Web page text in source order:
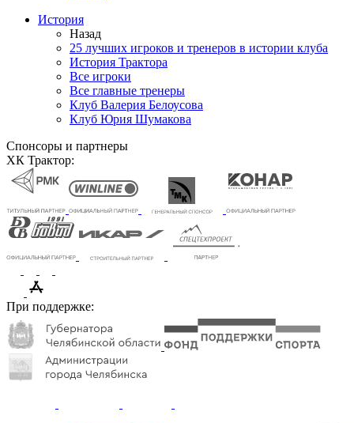
История
Назад
25 лучших игроков и тренеров в истории клуба
История Трактора
Все игроки
Все главные тренеры
Клуб Валерия Белоусова
Клуб Юрия Шумакова
Спонсоры и партнеры
ХК Трактор:
При поддержке: